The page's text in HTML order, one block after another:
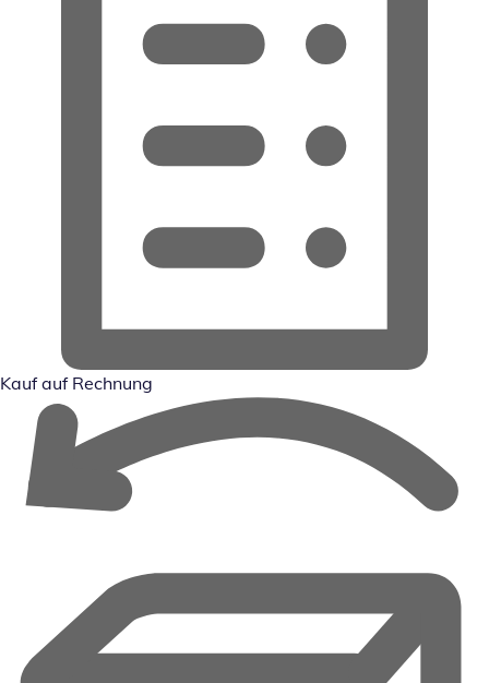
Kauf auf Rechnung